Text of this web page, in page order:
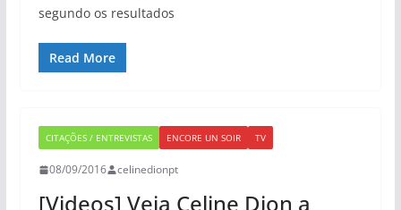
segundo os resultados
Read More
CITAÇÕES / ENTREVISTAS ENCORE UN SOIR TV
08/09/2016 celinedionpt
[Videos] Veja Celine Dion a